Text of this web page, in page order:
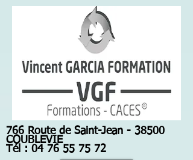
766 Route de Saint-Jean - 38500
COUBLEVIE
Tél : 04 76 55 75 72